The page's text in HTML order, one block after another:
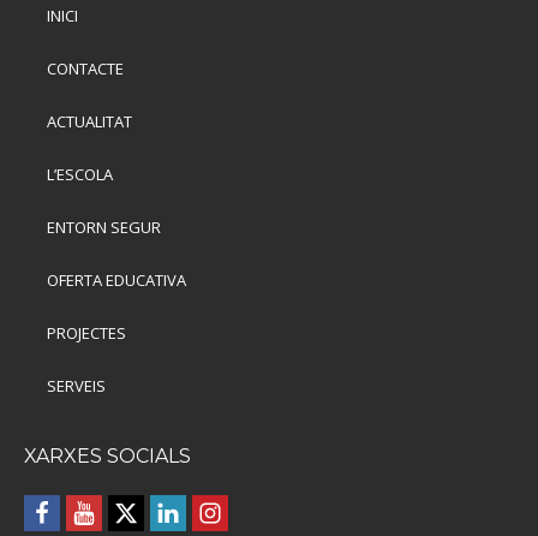
INICI
CONTACTE
ACTUALITAT
L’ESCOLA
ENTORN SEGUR
OFERTA EDUCATIVA
PROJECTES
SERVEIS
XARXES SOCIALS